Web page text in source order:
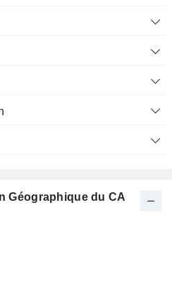
Géographique du CA